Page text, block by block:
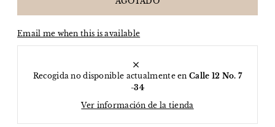
Email me when this is available
Recogida no disponible actualmente enCalle 12 No. 7
-34
Ver información de la tienda